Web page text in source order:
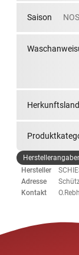
Saison NOS
Herkunftsland
Hersteller
Adresse
Kontakt